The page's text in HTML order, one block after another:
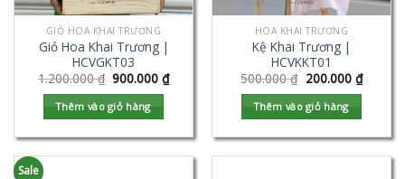
GIỎ HOA KHAI TRƯƠNG
Giỏ Hoa Khai Trương |
HCVGKT03
1.200.000₫ 900.000₫
Thêm vào giỏ hàng
HOA KHAI TRƯƠNG
Kệ Khai Trương |
HCVKKT01
500.000₫ 200.000 ₫
Thêm vào giỏ hàng
Sale